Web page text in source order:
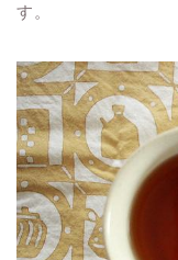
す。